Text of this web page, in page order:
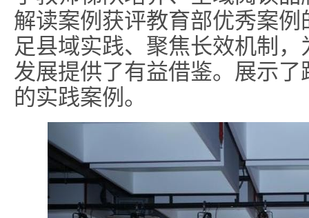
解读案例获评教育部优秀案
足县域实践、聚焦长效机制
发展提供了有益借鉴。展示
的实践案例。